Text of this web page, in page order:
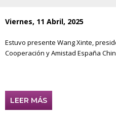
Viernes, 11 Abril, 2025
Estuvo presente Wang Xinte,
Cooperación y Amistad España
LEER MÁS